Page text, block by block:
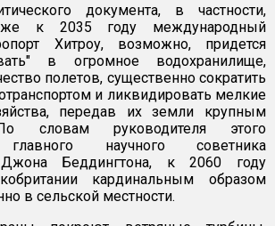
документа, в частности,
к 2035 году международный
Хитроу, возможно, придется
в огромное водохранилище,
полетов, существенно сократить
и ликвидировать мелкие
передав их земли крупным
словам руководителя этого
главного научного советника
Джона Беддингтона, к 2060 году
кардинальным образом
в сельской местности.